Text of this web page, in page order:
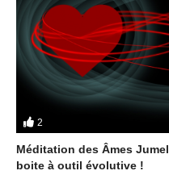
2
Méditation des Âmes
boite à outil évolutive !